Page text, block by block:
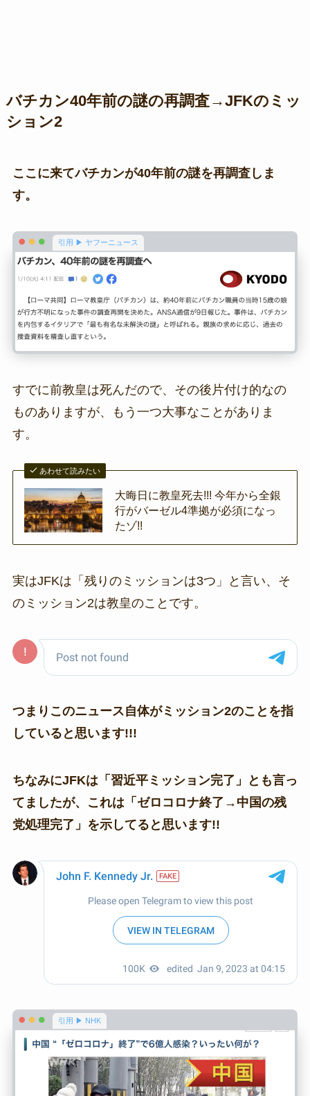
バチカン40年前の謎の再調査→JFKのミッ
ション2
ここに来てバチカンが40年前の謎を再調査しま
す。
引用 ▶ ヤフーニュース
すでに前教皇は死んだので、その後片付け的なの
ものありますが、もう一つ大事なことがありま
す。
あわせて読みたい
大晦日に教皇死去!!! 今年から全銀
行がバーゼル4準拠が必須になっ
たゾ!!
実はJFKは「残りのミッションは3つ」と言い、そ
のミッション2は教皇のことです。
つまりこのニュース自体がミッション2のことを指
していると思います!!!
ちなみにJFKは「習近平ミッション完了」とも言っ
てましたが、これは「ゼロコロナ終了→中国の残
党処理完了」を示してると思います!!
引用 ▶ NHK